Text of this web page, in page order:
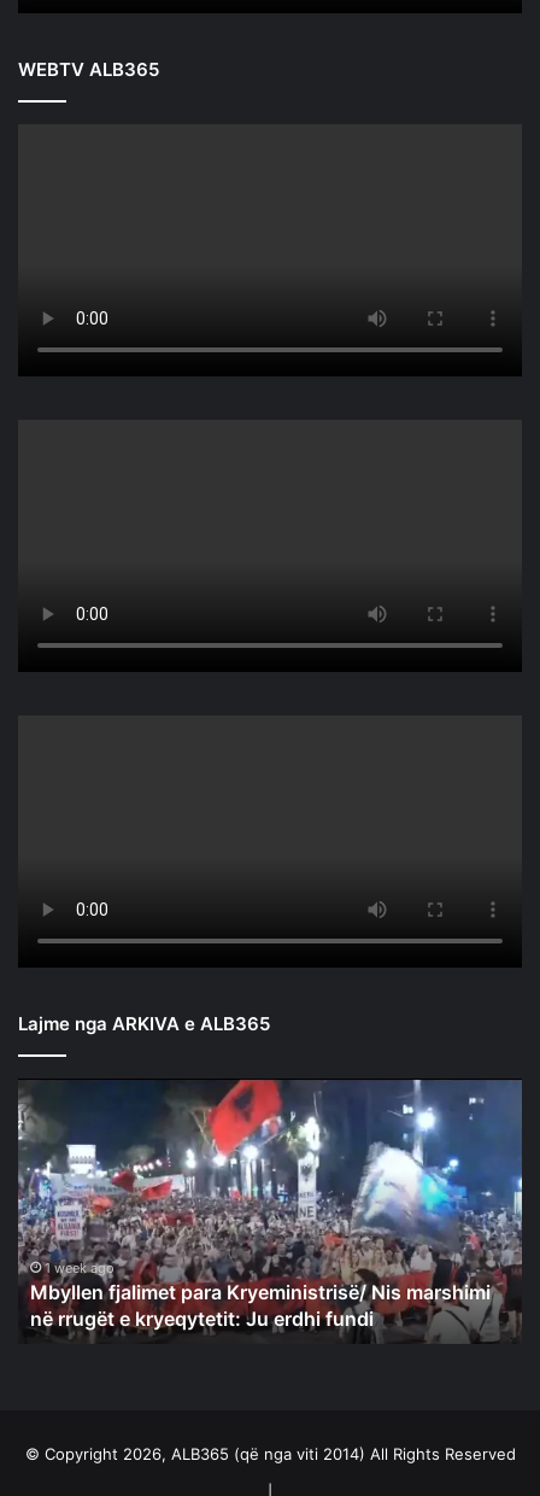
WEBTV ALB365
Lajme nga ARKIVA e ALB365
Mbyllen
fjalimet
para
Kryeministrisë/
Nis
marshimi
në
rrugët
kryeqytetit:
1 week ago
Mbyllen fjalimet para Kryeministrisë/ Nis marshimi
në rrugët e kryeqytetit: Ju erdhi fundi
© Copyright 2026, ALB365 (që nga viti 2014) All Rights Reserved